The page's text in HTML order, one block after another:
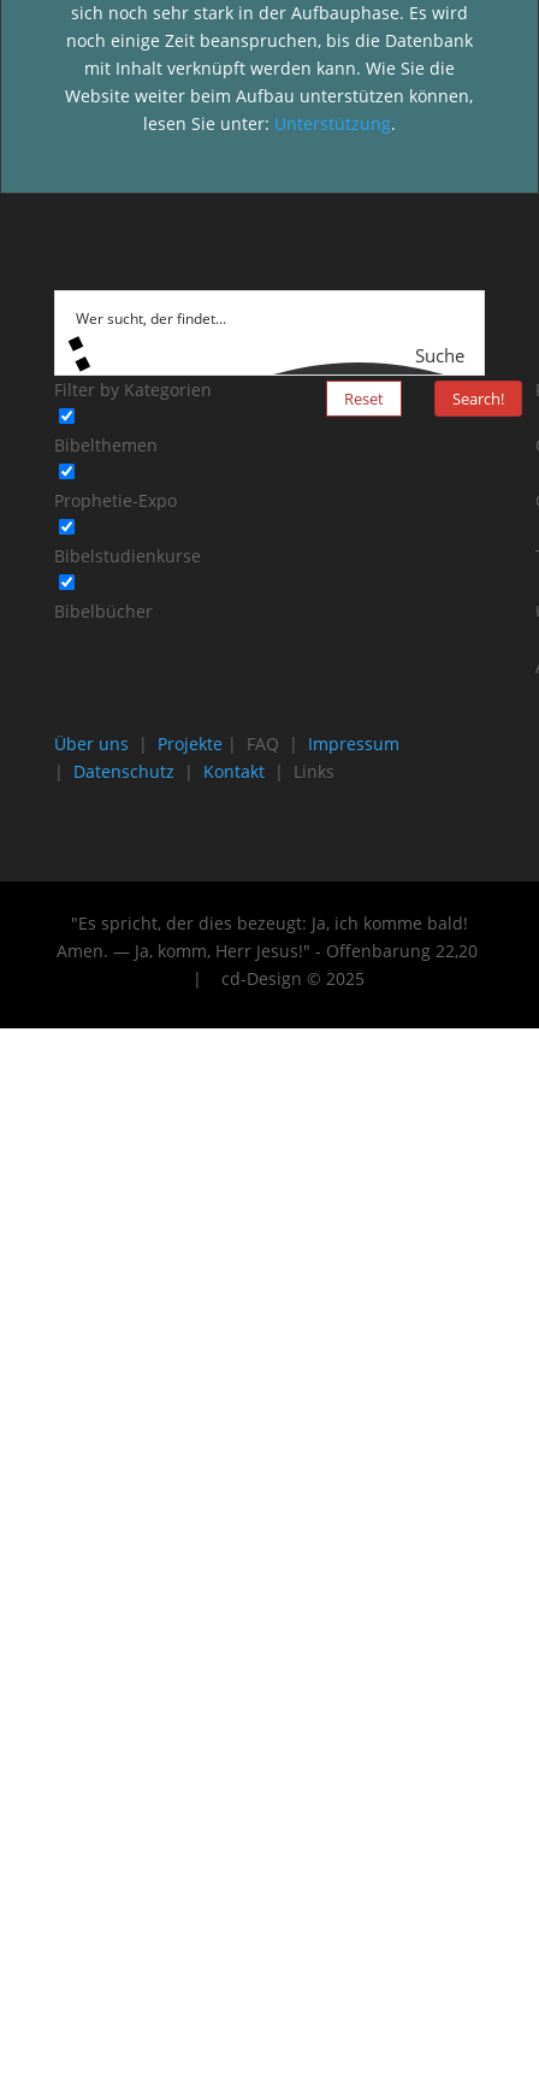
sich noch sehr stark in der Aufbauphase. Es wird
noch einige Zeit beanspruchen, bis die Datenbank
mit Inhalt verknüpft werden kann. Wie Sie die
Website weiter beim Aufbau unterstützen können,
lesen Sie unter: Unterstützung.
Suche
Filter by Kategorien
Bibelthemen
Prophetie-Expo
Bibelstudienkurse
Bibelbücher
Reset Search!
Über uns | Projekte | FAQ | Impressum
| Datenschutz | Kontakt| Links
"Es spricht, der dies bezeugt: Ja, ich komme bald!
Amen. — Ja, komm, Herr Jesus!" - Offenbarung 22,20
| cd-Design © 2025